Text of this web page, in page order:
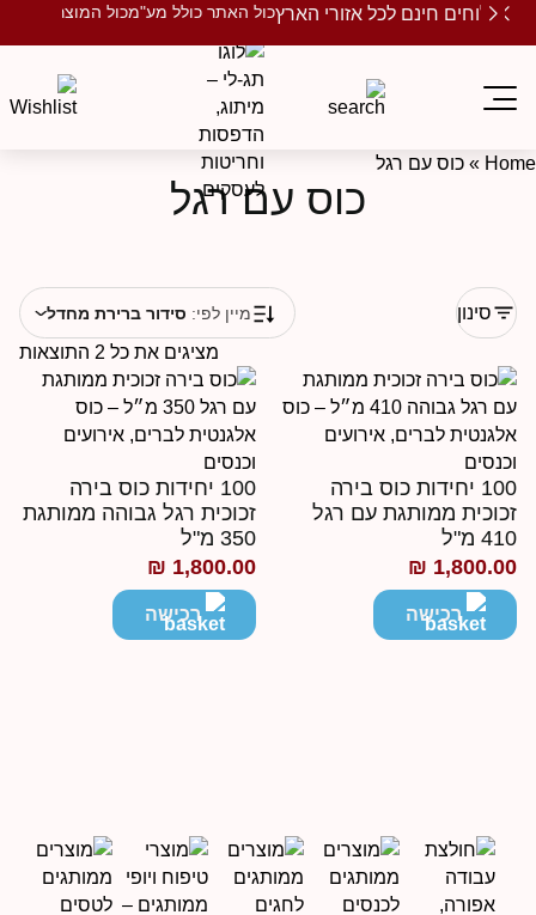
חינם לכל אזורי הארץכול האתר כולל מע"מכול המוצרים
»כוס עם רגל
כוס עם רגל
מציגים את כל ⁦2⁩ התוצאות
סינון מיין לפי:סידור ברירת מחדל
100 יחידות כוס בירה
ממותגת עם רגל
מ"ל
₪
רכישה
100 יחידות כוס בירה
זכוכית רגל גבוהה ממותגת
350 מ"ל
₪1,800.00
רכישה